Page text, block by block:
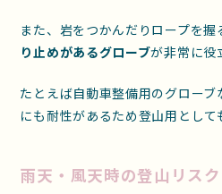
また、岩をつかんだりロープを握
り止めがあるグローブが非常に役
たとえば自動車整備用のグロー
にも耐性があるため登山用として
雨天・風天時の登山リス